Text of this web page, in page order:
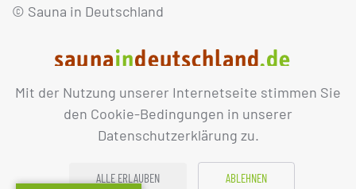
Mit der Nutzung unserer Internetseite stimmen Sie
den Cookie-Bedingungen in unserer
Datenschutzerklärung zu.
ALLE ERLAUBEN ABLEHNEN
© Sauna in Deutschland
IMPRESSUM DATENSCHUTZ